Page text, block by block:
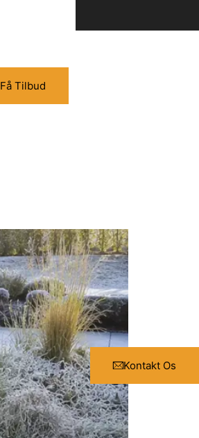
Få Tilbud
Kontakt Os